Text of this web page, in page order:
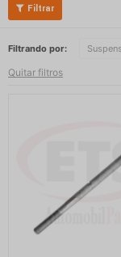
Filtrando por:
Quitar filtros